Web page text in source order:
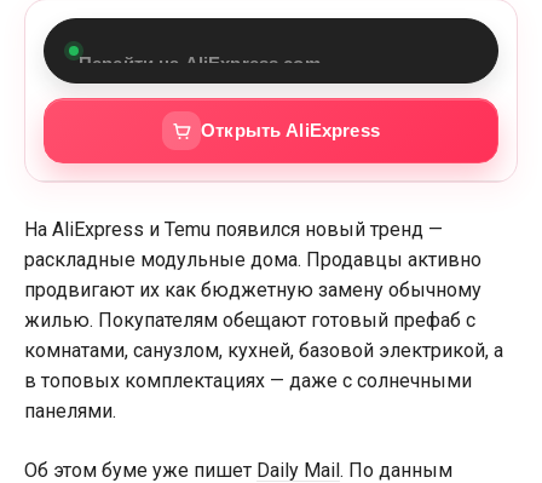
Перейти на AliExpress.com
Открыть AliExpress
На AliExpress и Temu появился новый тренд —
раскладные модульные дома. Продавцы активно
продвигают их как бюджетную замену обычному
жилью. Покупателям обещают готовый префаб с
комнатами, санузлом, кухней, базовой электрикой, а
в топовых комплектациях — даже с солнечными
панелями.
Об этом буме уже пишет Daily Mail. По данным